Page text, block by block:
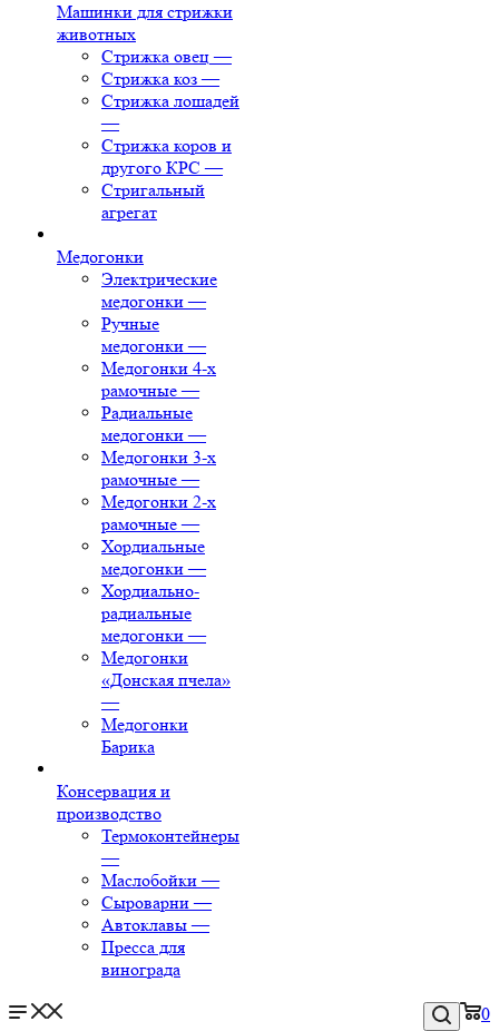
Машинки для стрижки
животных
Стрижка овец —
Стрижка коз —
Стрижка лошадей
—
Стрижка коров и
другого КРС —
Стригальный
агрегат
Медогонки
Электрические
медогонки —
Ручные
медогонки —
Медогонки 4-х
рамочные —
Радиальные
медогонки —
Медогонки 3-х
рамочные —
Медогонки 2-х
рамочные —
Хордиальные
медогонки —
Хордиально-
радиальные
медогонки —
Медогонки
«Донская пчела»
—
Медогонки
Барика
Консервация и
производство
Термоконтейнеры
—
Маслобойки —
Сыроварни —
Автоклавы —
Пресса для
винограда
0